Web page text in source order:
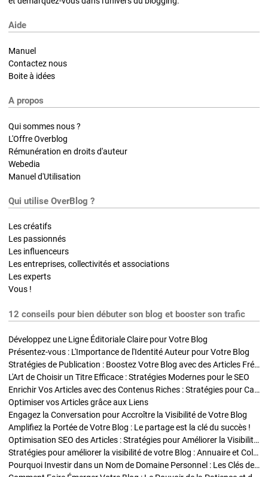
Aide
Manuel
Contactez nous
Boite à idées
A propos
Qui sommes nous ?
L'Offre Overblog
Rémunération en droits d'auteur
Webedia
Manuel d'Utilisation
Qui utilise OverBlog ?
Les créatifs
Les passionnés
Les influenceurs
Les entreprises, collectivités et associations
Les experts
Vous !
12 conseils pour bien débuter son blog et booster son trafic
Développez une Ligne Éditoriale Claire pour Votre Blog
Présentez-vous : L'Importance de l'Identité Auteur pour Votre Blog
Stratégies de Publication : Boostez Votre Blog avec des Articles Fréquents et Exclusifs
L'Art de Choisir un Titre Efficace : Stratégies Modernes pour le SEO
Enrichir Vos Articles avec des Contenus Riches : Stratégies pour Captiver et Optimiser
Optimiser vos Articles grâce aux Liens
Engagez la Conversation pour Accroître la Visibilité de Votre Blog
Amplifiez la Portée de Votre Blog : Le partage est la clé du succès !
Optimisation SEO des Articles : Stratégies pour Améliorer la Visibilité de Votre Blog
Stratégies pour améliorer la visibilité de votre Blog : Annuaire et Collaborations
Pourquoi Investir dans un Nom de Domaine Personnel : Les Clés de la Réussite de Votre Blog